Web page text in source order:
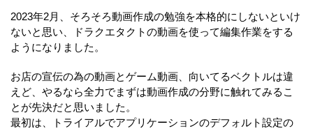
2023年2月、そろそろ動画作成の勉強を本格的にしないといけ
ないと思い、ドラクエタクトの動画を使って編集作業をする
ようになりました。
お店の宣伝の為の動画とゲーム動画、向いてるベクトルは違
えど、やるなら全力でまずは動画作成の分野に触れてみるこ
とが先決だと思いました。
最初は、トライアルでアプリケーションのデフォルト設定の